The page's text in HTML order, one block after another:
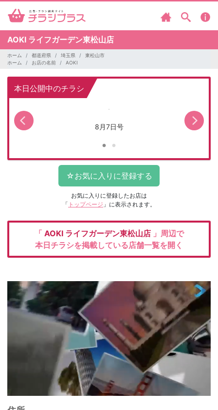
AOKI ライフガーデン東松山店
ホーム 都道府県 埼玉県
東松山市
ホーム
お店の名前 AOKI
本日公開中のチラシ
8月7日号
お気に入りに登録したお店は
「 トップページ 」に表示されます。
「 AOKI ライフガーデン東松山店 」周辺で
本日チラシを掲載している店舗一覧を開く